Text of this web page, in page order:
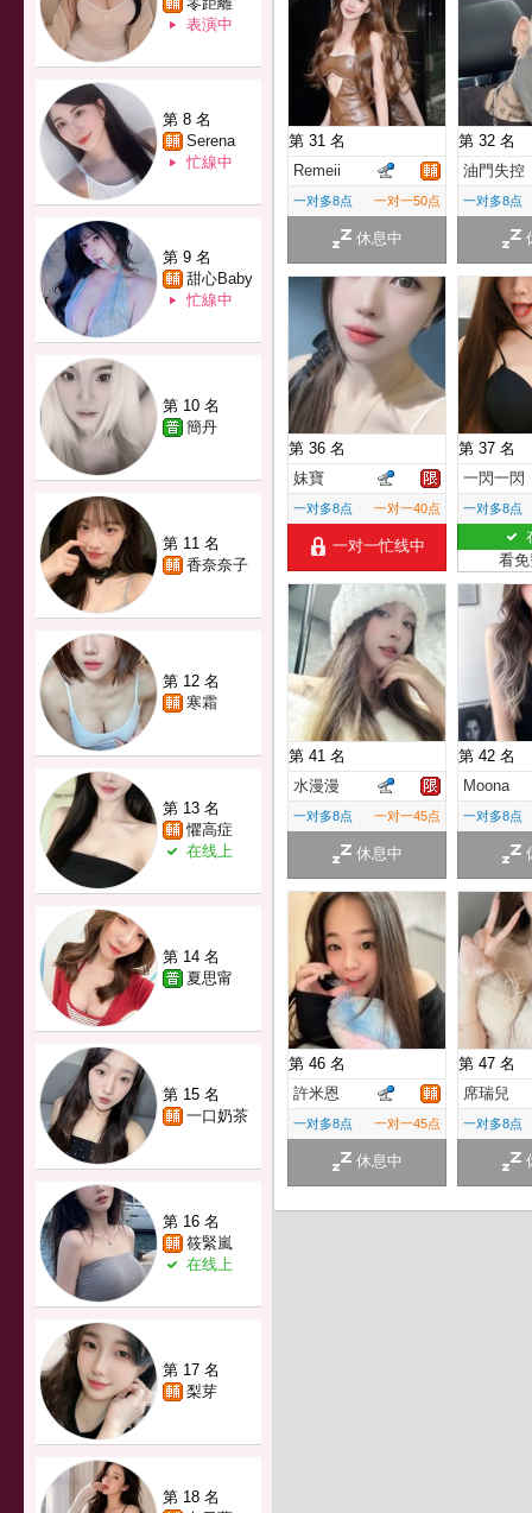
表演中
第 8 名
Serena
忙線中
第 9 名
甜心Baby
忙線中
第 10 名
簡丹
第 11 名
香奈奈子
第 12 名
寒霜
第 13 名
懼高症
在线上
第 14 名
夏思甯
第 15 名
一口奶茶
第 16 名
筱緊嵐
在线上
第 17 名
梨芽
第 18 名
第 31 名
Remeii
一对多8点 一对一50点
休息中
第 32 名
油門失控
一对多8点
第 36 名
妹寶
一对多8点 一对一40点
一对一忙线中
第 37 名
一閃一閃
一对多8点
看
第 41 名
水漫漫
一对多8点 一对一45点
休息中
第 42 名
Moona
一对多8点
第 46 名
許米恩
一对多8点 一对一45点
休息中
第 47 名
席瑞兒
一对多8点